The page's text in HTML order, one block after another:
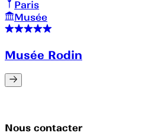
Paris
Musée
Musée Rodin
Nous contacter